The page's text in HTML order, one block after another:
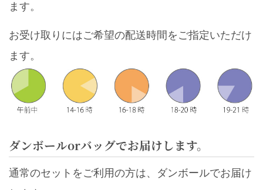
ます。
お受け取りにはご希望の配送時間をご指定いただけ
ます。
ダンボールorバッグでお届けします。
通常のセットをご利用の方は、ダンボールでお届け